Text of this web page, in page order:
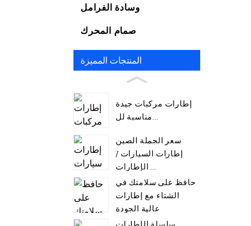
وسادة الفرامل
صمام المحرك
المنتجات المميزة
إطارات مركبات جيدة
مناسبة لل...
سعر الجملة الصين
إطارات السيارات /
الإطارات ...
حافظ على سلامتك في
الشتاء مع إطارات
عالية الجودة